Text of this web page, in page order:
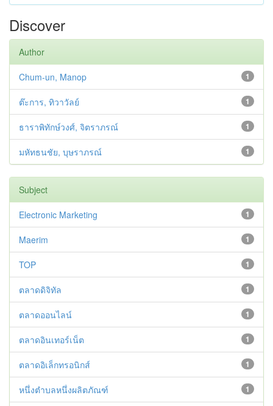
Discover
Author
1
Chum-un, Manop
1
ต๊ะการ, ทิวาวัลย์
1
ธาราพิทักษ์วงศ์, จิตราภรณ์
1
มหัทธนชัย, บุษราภรณ์
Subject
1
Electronic Marketing
1
Maerim
1
TOP
1
ตลาดดิจิทัล
1
ตลาดออนไลน์
1
ตลาดอินเทอร์เน็ต
1
ตลาดอิเล็กทรอนิกส์
1
หนึ่งตำบลหนึ่งผลิตภัณฑ์